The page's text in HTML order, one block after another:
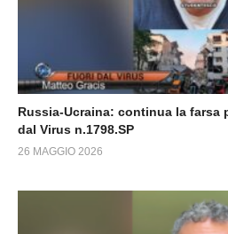
Russia-Ucraina: continua la farsa
dal Virus n.1798.SP
26 MAGGIO 2026